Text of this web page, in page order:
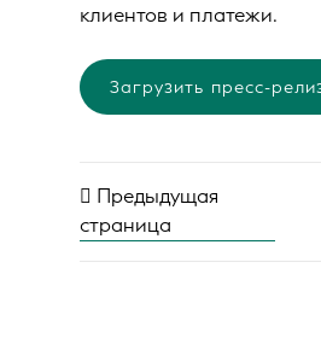
клиентов и платежи.
Загрузить пресс-
Предыдущая
страница